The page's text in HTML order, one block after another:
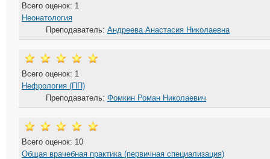
Всего оценок: 1
Неонатология
Преподаватель: Андреева Анастасия Николаевна
Всего оценок: 1
Нефрология (ПП)
Преподаватель: Фомкин Роман Николаевич
Всего оценок: 10
Общая врачебная практика (первичная специализация)